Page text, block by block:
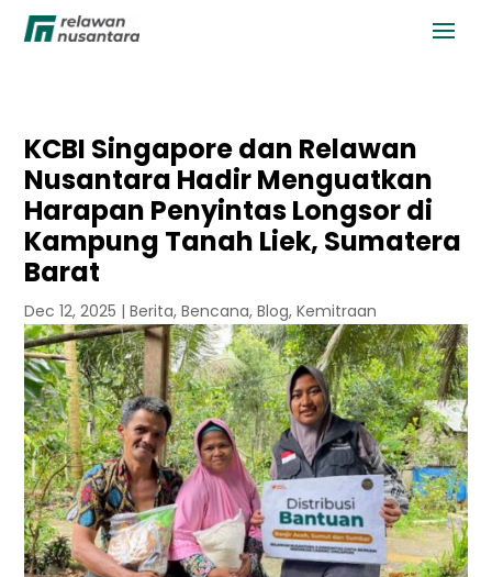
KCBI Singapore dan Relawan
Nusantara Hadir Menguatkan
Harapan Penyintas Longsor di
Kampung Tanah Liek, Sumatera
Barat
Dec 12, 2025 |Berita,Bencana,Blog,Kemitraan